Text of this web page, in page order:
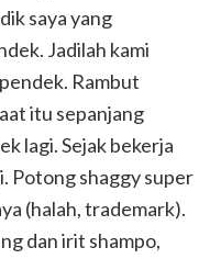
saya yang
Jadilah kami
Rambut
itu sepanjang
lagi. Sejak bekerja
Potong shaggy super
(halah, trademark).
dan irit shampo,